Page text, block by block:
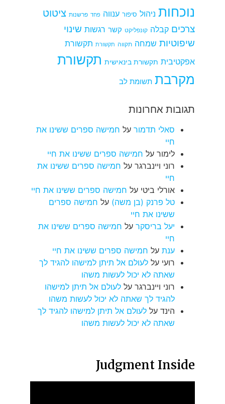
נוכחות ניהול סיפור ענווה פחד פרשנות ציטוט
צרכים קבלה קונפליקט קשר רגשות שינוי
שיפוטיות שמחה תקווה תקשורת תקשורת
אפקטיבית תקשורת בינאישית תקשורת
מקרבת תשומת לב
תגובות אחרונות
סאלי תדמור על חמישה ספרים ששינו את
חיי
לימור על חמישה ספרים ששינו את חיי
רוני ויינברגר על חמישה ספרים ששינו את
חיי
אורלי ביטי על חמישה ספרים ששינו את חיי
טל פרנק (בן משה) על חמישה ספרים
ששינו את חיי
יעל בריסקר על חמישה ספרים ששינו את
חיי
ענת על חמישה ספרים ששינו את חיי
רועי על לעולם אל תיתן למישהו להגיד לך
שאתה לא יכול לעשות משהו
רוני ויינברגר על לעולם אל תיתן למישהו
להגיד לך שאתה לא יכול לעשות משהו
הינד על לעולם אל תיתן למישהו להגיד לך
שאתה לא יכול לעשות משהו
Judgment Inside